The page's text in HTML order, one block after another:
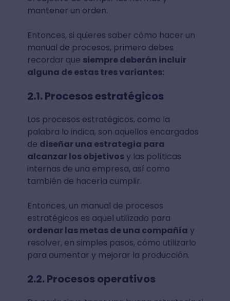
mantener un orden.
Entonces, si quieres saber cómo hacer un
manual de procesos, primero debes
recordar que siempre deberán incluir
alguna de estas tres variantes:
2.1. Procesos estratégicos
Los procesos estratégicos, como la
palabra lo indica, son aquellos encargados
de diseñar una estrategia para
alcanzar los objetivosy las políticas
internas de una empresa, así como
también de hacerla cumplir.
Entonces, un manual de procesos
estratégicos es aquel utilizado para
ordenar las metas de una compañía y
resolver, en simples pasos, cómo utilizarlo
para aumentar y mejorar la producción.
2.2. Procesos operativos